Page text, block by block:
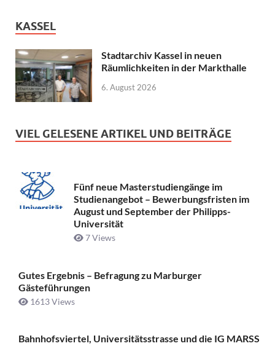
KASSEL
Stadtarchiv Kassel in neuen
Räumlichkeiten in der Markthalle
6. August 2026
VIEL GELESENE ARTIKEL UND BEITRÄGE
Fünf neue Masterstudiengänge im
Studienangebot – Bewerbungsfristen im
August und September der Philipps-
Universität
7 Views
Gutes Ergebnis – Befragung zu Marburger
Gästeführungen
1613 Views
Bahnhofsviertel, Universitätsstrasse und die IG MARSS